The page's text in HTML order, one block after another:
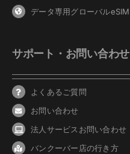
データ専用グローバルeSIM
サポート・お問い合わせ
よくあるご質問
お問い合わせ
法人サービスお問い合わせ
バンクーバー店の行き方